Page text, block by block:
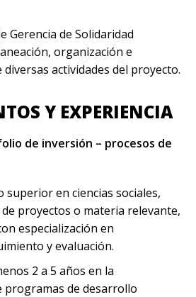
Gerencia de Solidaridad
organización e
actividades del proyecto.
Y EXPERIENCIA
de inversión – procesos de
en ciencias sociales,
proyectos o materia relevante,
especialización en
y evaluación.
2 a 5 años en la
programas de desarrollo